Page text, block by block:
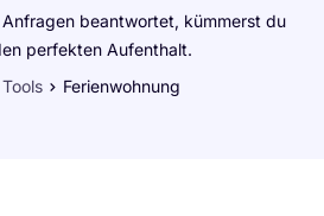
beantwortet, kümmerst du
perfekten Aufenthalt.
Tools Ferienwohnung